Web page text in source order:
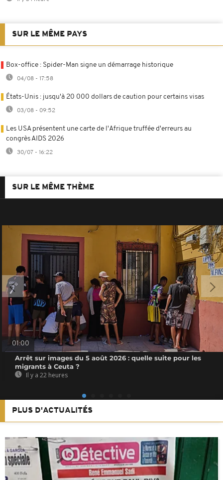
SUR LE MÊME PAYS
Box-office : Spider-Man signe un démarrage historique
04/08 - 17:58
États-Unis : jusqu'à 20 000 dollars de caution pour certains visas
03/08 - 09:52
Les USA présentent une carte de l'Afrique truffée d'erreurs au
congrès AIDS 2026
30/07 - 16:22
SUR LE MÊME THÈME
01:00
Arrêt sur images du 5 août 2026 : quelle suite pour les
migrants à Ceuta ?
Il y a 22 heures
PLUS D'ACTUALITÉS